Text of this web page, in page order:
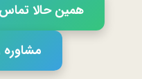
همین حالا تماس بگیرید:
مشاوره